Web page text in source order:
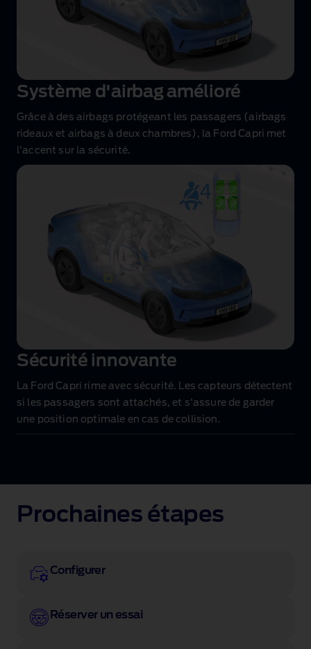
Système d'airbag amélioré
Grâce à des airbags protégeant les passagers (airbags
rideaux et airbags à deux chambres), la Ford Capri met
l'accent sur la sécurité.
Sécurité innovante
La Ford Capri rime avec sécurité. Les capteurs détectent
si les passagers sont attachés, et s'assure de garder
une position optimale en cas de collision.
Prochaines étapes
Configurer
Réserver un essai